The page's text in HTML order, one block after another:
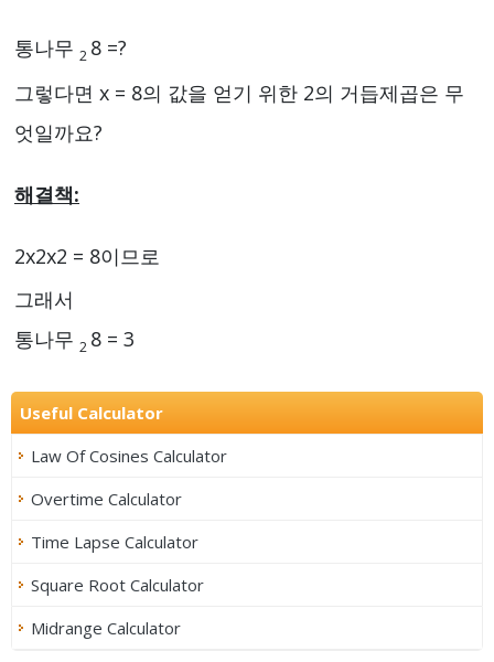
통나무 2 8 =?
그렇다면 x = 8의 값을 얻기 위한 2의 거듭제곱은 무
엇일까요?
해결책:
2x2x2 = 8이므로
그래서
통나무 2 8 = 3
Useful Calculator
Law Of Cosines Calculator
Overtime Calculator
Time Lapse Calculator
Square Root Calculator
Midrange Calculator